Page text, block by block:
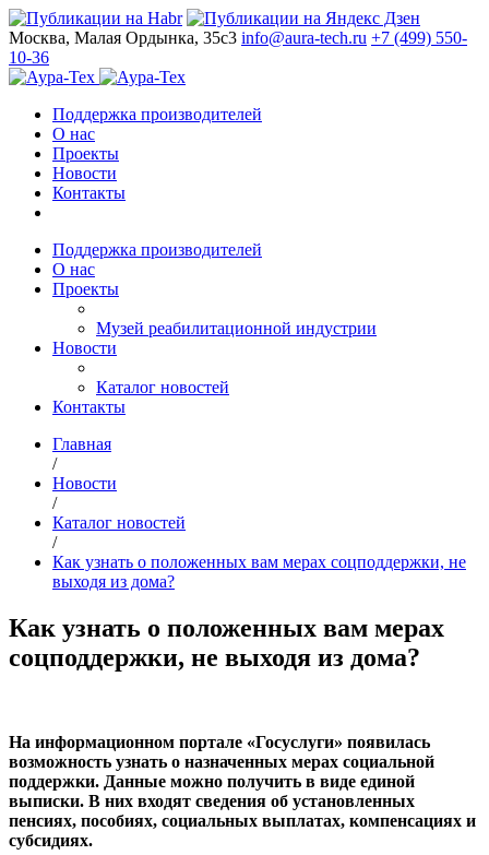
Москва, Малая Ордынка, 35с3 info@aura-tech.ru +7 (499) 550-
10-36
Поддержка производителей
О нас
Проекты
Новости
Контакты
Поддержка производителей
О нас
Проекты
Музей реабилитационной индустрии
Новости
Каталог новостей
Контакты
Главная
/
Новости
/
Каталог новостей
/
Как узнать о положенных вам мерах соцподдержки, не
выходя из дома?
Как узнать о положенных вам мерах
соцподдержки, не выходя из дома?
На информационном портале «Госуслуги» появилась
возможность узнать о назначенных мерах социальной
поддержки. Данные можно получить в виде единой
выписки. В них входят сведения об установленных
пенсиях, пособиях, социальных выплатах, компенсациях и
субсидиях.